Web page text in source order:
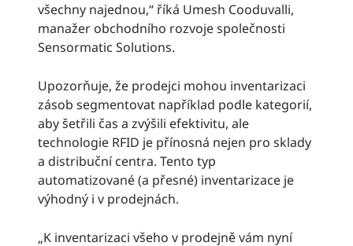
všechny najednou,“ říká Umesh Cooduvalli,
manažer obchodního rozvoje společnosti
Sensormatic Solutions.
Upozorňuje, že prodejci mohou inventarizaci
zásob segmentovat například podle kategorií,
aby šetřili čas a zvýšili efektivitu, ale
technologie RFID je přínosná nejen pro sklady
a distribuční centra. Tento typ
automatizované (a přesné) inventarizace je
výhodný i v prodejnách.
„K inventarizaci všeho v prodejně vám nyní